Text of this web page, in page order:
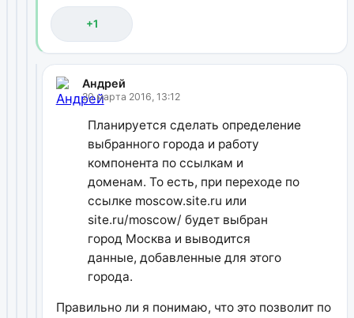
+1
Андрей
20 марта 2016, 13:12
Планируется сделать определение
выбранного города и работу
компонента по ссылкам и
доменам. То есть, при переходе по
ссылке moscow.site.ru или
site.ru/moscow/ будет выбран
город Москва и выводится
данные, добавленные для этого
города.
Правильно ли я понимаю, что это позволит по